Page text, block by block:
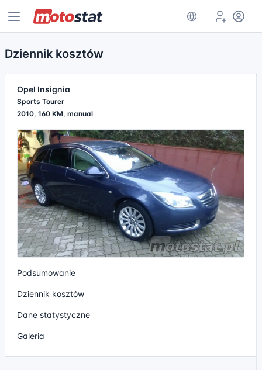
Dziennik kosztów
Opel Insignia
Sports Tourer
2010, 160 KM, manual
Podsumowanie
Dziennik kosztów
Dane statystyczne
Galeria